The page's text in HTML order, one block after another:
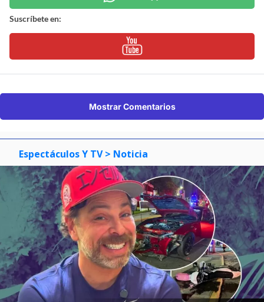
Suscríbete en:
Mostrar Comentarios
Espectáculos Y TV > Noticia